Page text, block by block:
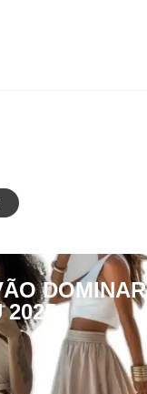
DOMINAR
2025